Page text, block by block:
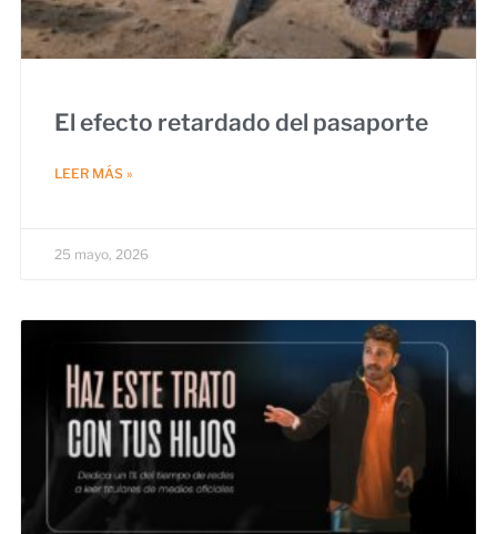
El efecto retardado del pasaporte
LEER MÁS »
25 mayo, 2026